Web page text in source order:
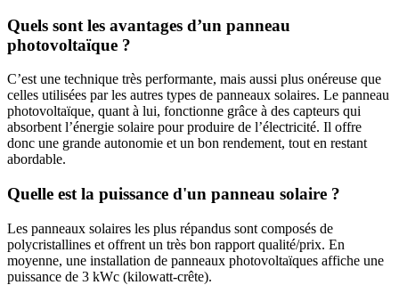
Quels sont les avantages d’un panneau
photovoltaïque ?
C’est une technique très performante, mais aussi plus onéreuse que
celles utilisées par les autres types de panneaux solaires. Le panneau
photovoltaïque, quant à lui, fonctionne grâce à des capteurs qui
absorbent l’énergie solaire pour produire de l’électricité. Il offre
donc une grande autonomie et un bon rendement, tout en restant
abordable.
Quelle est la puissance d'un panneau solaire ?
Les panneaux solaires les plus répandus sont composés de
polycristallines et offrent un très bon rapport qualité/prix. En
moyenne, une installation de panneaux photovoltaïques affiche une
puissance de 3 kWc (kilowatt-crête).